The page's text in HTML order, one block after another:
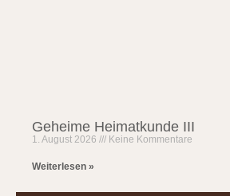
Geheime Heimatkunde III
1. August 2026 Keine Kommentare
Weiterlesen »